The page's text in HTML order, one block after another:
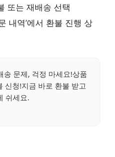
또는 재배송 선택
내역’에서 환불 진행 상
송 문제, 걱정 마세요!상품
신청!지금 바로 환불 받고
쉬세요.